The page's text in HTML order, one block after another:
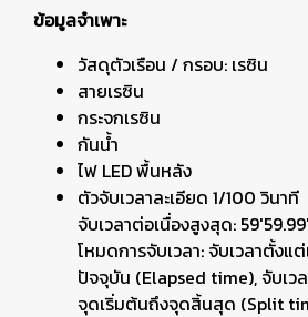
ข้อมูลจำเพาะ
วัสดุตัวเรือน / กรอบ: เรซิน
สายเรซิน
กระจกเรซิน
กันน้ำ
ไฟ LED พื้นหลัง
ตัวจับเวลาละเอียด 1/100 วินาที
จับเวลาต่อเนื่องสูงสุด:
โหมดการจับเวลา: จับเวลาตั้งแ
ปัจจุบัน (Elapsed time), จับเวล
จุดเริ่มต้นถึงจุดสิ้นสุด (Split